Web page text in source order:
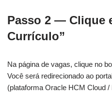
Passo 2 — Clique
Currículo”
Na página de vagas, clique no
Você será redirecionado ao
(plataforma Oracle HCM Cloud